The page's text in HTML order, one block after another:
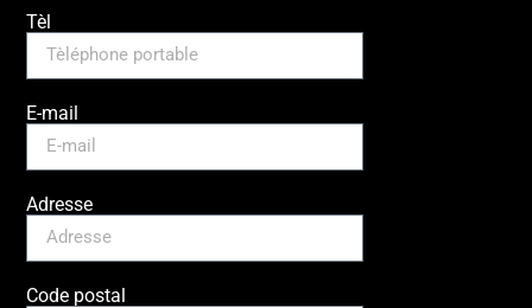
Tèl
E-mail
Adresse
Code postal